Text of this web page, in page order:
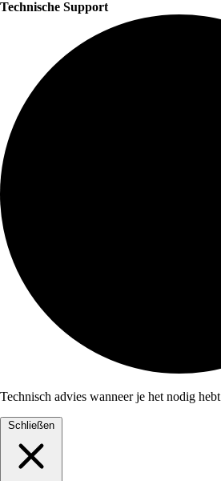
Technische Support
Technisch advies wanneer je het nodig hebt
Schließen